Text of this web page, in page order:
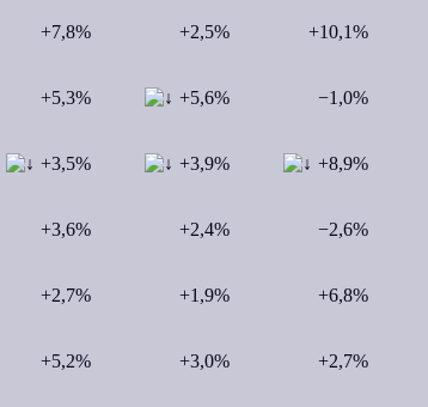
+7,8% +2,5% +10,1%
+5,3% +5,6% −1,0%
+3,5% +3,9% +8,9%
+3,6% +2,4% −2,6%
+2,7% +1,9% +6,8%
+5,2% +3,0% +2,7%